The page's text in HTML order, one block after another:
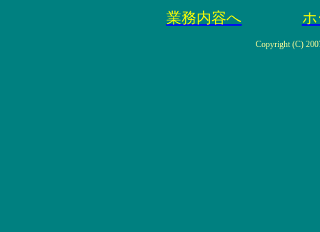
業務内容へ
Copyright (C)